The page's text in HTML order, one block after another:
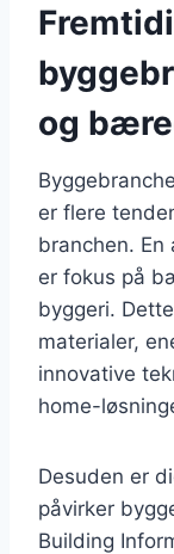
og
er flere
branchen.
er fokus på
byggeri.
materialer,
innovative
home-
Desuden er
påvirker
Building